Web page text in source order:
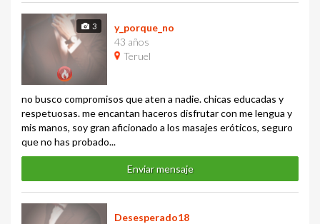
3
y_porque_no
43 años
Teruel
no busco compromisos que aten a nadie. chicas educadas y
respetuosas. me encantan haceros disfrutar con me lengua y
mis manos, soy gran aficionado a los masajes eróticos, seguro
que no has probado...
Enviar mensaje
Desesperado18